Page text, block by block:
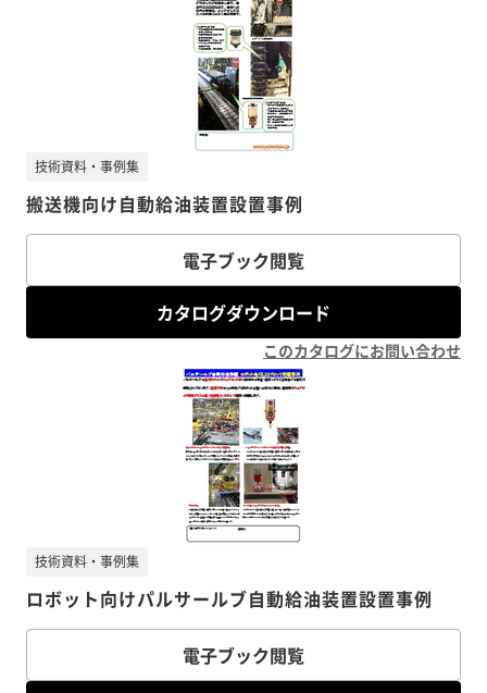
搬送機向け自動給油装置設置事例
技術資料・事例集
電子ブック閲覧
カタログダウンロード
このカタログにお問い合わせ
ロボット向けパルサールブ自動給油装置設置事例
技術資料・事例集
電子ブック閲覧